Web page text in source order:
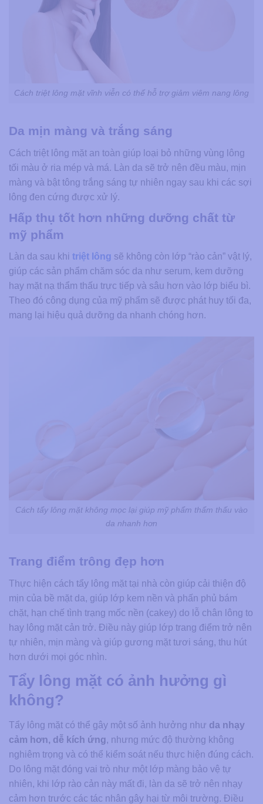
Cách triệt lông mặt vĩnh viễn​ có thể hỗ trợ giảm viêm nang lông
Da mịn màng và trắng sáng
Cách triệt lông mặt an toàn​ giúp loại bỏ những vùng lông
tối màu ở ria mép và má. Làn da sẽ trở nên đều màu, mịn
màng và bật tông trắng sáng tự nhiên ngay sau khi các sợi
lông đen cứng được xử lý.
Hấp thụ tốt hơn những dưỡng chất từ
mỹ phẩm
Làn da sau khi triệt lông sẽ không còn lớp “rào cản” vật lý,
giúp các sản phẩm chăm sóc da như serum, kem dưỡng
hay mặt nạ thẩm thấu trực tiếp và sâu hơn vào lớp biểu bì.
Theo đó công dụng của mỹ phẩm sẽ được phát huy tối đa,
mang lại hiệu quả dưỡng da nhanh chóng hơn.
Cách tẩy lông mặt không mọc lại​ giúp mỹ phẩm thẩm thấu vào
da nhanh hơn
Trang điểm trông đẹp hơn
Thực hiện cách tẩy lông mặt tại nhà còn giúp cải thiện độ
mịn của bề mặt da, giúp lớp kem nền và phấn phủ bám
chặt, hạn chế tình trạng mốc nền (cakey) do lỗ chân lông to
hay lông mặt cản trở. Điều này giúp lớp trang điểm trở nên
tự nhiên, mịn màng và giúp gương mặt tươi sáng, thu hút
hơn dưới mọi góc nhìn.
Tẩy lông mặt có ảnh hưởng gì
không?
Tẩy lông mặt có thể gây một số ảnh hưởng như da nhạy
cảm hơn, dễ kích ứng, nhưng mức độ thường không
nghiêm trọng và có thể kiểm soát nếu thực hiện đúng cách.
Do lông mặt đóng vai trò như một lớp màng bảo vệ tự
nhiên, khi lớp rào cản này mất đi, làn da sẽ trở nên nhạy
cảm hơn trước các tác nhân gây hại từ môi trường. Điều